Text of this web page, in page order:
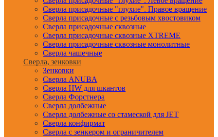
Сверла присадочные "глухие". Правое вращение
Сверла присадочные с резьбовым хвостовиком
Сверла присадочные сквозные
Сверла присадочные сквозные XTREME
Сверла присадочные сквозные монолитные
Сверла чашечные
Сверла, зенковки
Зенковки
Сверла ANUBA
Сверла HW для шкантов
Сверла Форстнера
Сверла долбежные
Сверла долбежные со стамеской для JET
Сверла конфирмат
Сверла с зенкером и ограничителем